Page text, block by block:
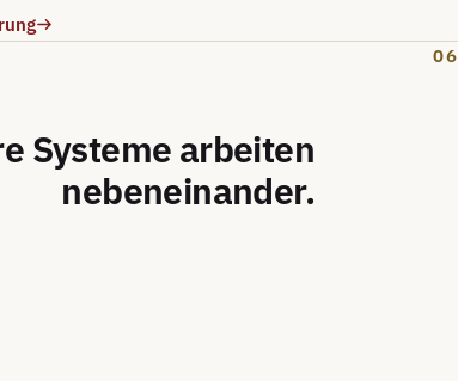
06
Systeme arbeiten
nebeneinander.